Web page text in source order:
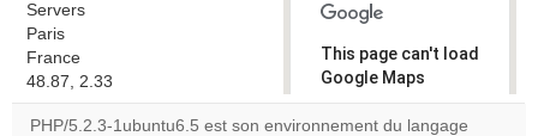
Servers
Paris
France
48.87, 2.33
This page can't load
Google Maps
correctly.
PHP/5.2.3-1ubuntu6.5 est son environnement du langage